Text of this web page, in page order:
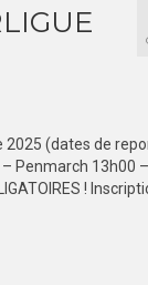
2025 (dates de
Penmarch 13h00
!